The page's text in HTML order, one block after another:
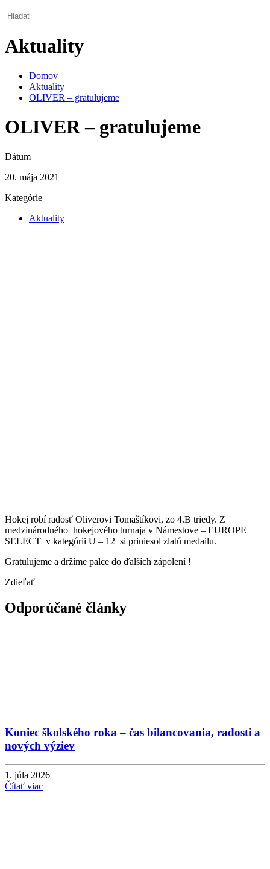
Aktuality
Domov
Aktuality
OLIVER – gratulujeme
OLIVER – gratulujeme
Dátum
20. mája 2021
Kategórie
Aktuality
Hokej robí radosť Oliverovi Tomaštíkovi, zo 4.B triedy. Z
medzinárodného hokejového turnaja v Námestove – EUROPE
SELECT v kategórii U – 12 si priniesol zlatú medailu.
Gratulujeme a držíme palce do ďalších zápolení !
Zdieľať
Odporúčané články
Koniec školského roka – čas bilancovania, radosti a
nových výziev
1. júla 2026
Čítať viac